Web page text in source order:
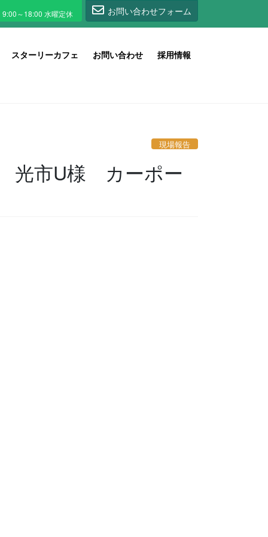
お問い合わせフォーム
スターリーカフェ お問い合わせ 採用情報
現場報告
光市U様 カーポー